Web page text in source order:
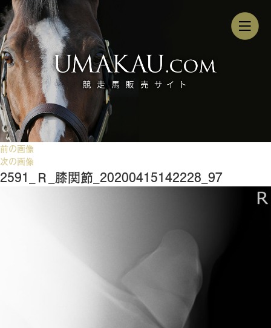
前の画像
次の画像
2591_Ｒ_膝関節_20200415142228_97